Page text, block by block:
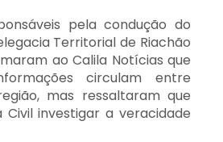
pela condução do
Territorial de Riachão
ao Calila Notícias que
circulam entre
mas ressaltaram que
investigar a veracidade